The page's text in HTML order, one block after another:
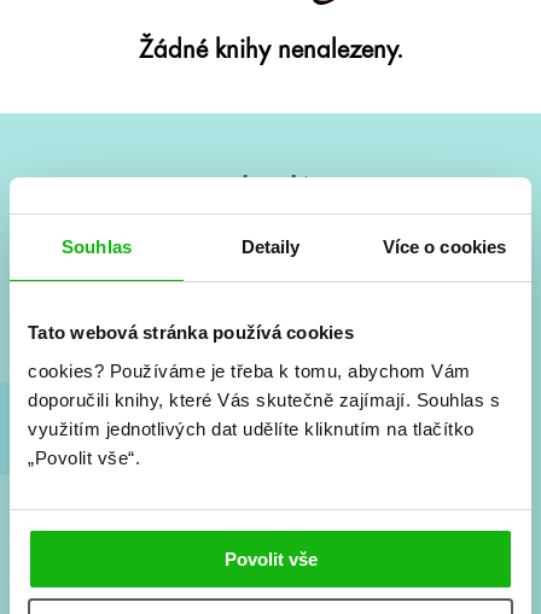
Souhlas Detaily Více o cookies
Tato webová stránka používá cookies
cookies? Používáme je třeba k tomu, abychom Vám
doporučili knihy, které Vás skutečně zajímají. Souhlas s
využitím jednotlivých dat udělíte kliknutím na tlačítko
„Povolit vše“.
Povolit vše
Žádné knihy nenalezeny.
Vše kolem #youngadult každý měsíc rovnou do mailu!
a seriálové adaptace a další.
Souhlasím spodmínkami zpracování osobních údajů